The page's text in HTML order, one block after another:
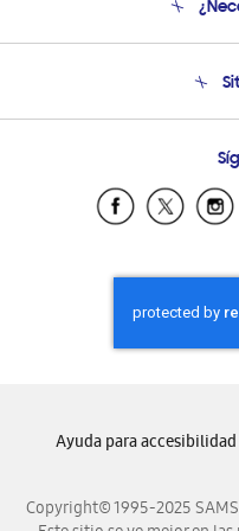
Copyright© 1995-2025
Ayuda para accesibilidad